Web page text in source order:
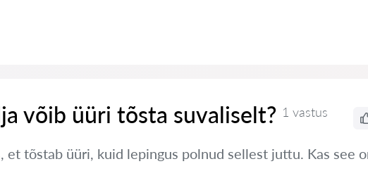
võib üüri tõsta suvaliselt? 1 vastus
et tõstab üüri, kuid lepingus polnud sellest juttu. Kas see